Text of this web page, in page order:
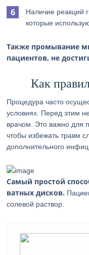
Наличие реакций
которые
Также промывание
пациентов, не
Как
Процедура часто
условиях. Перед этим
врачом. Это важно для
чтобы избежать травм
дополнительного
Самый простой
ватных дисков.
солевой раствор.